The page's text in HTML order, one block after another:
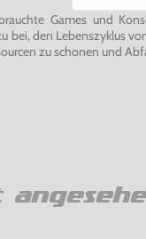
Games und
bei, den Lebenszyklus
zu schonen und